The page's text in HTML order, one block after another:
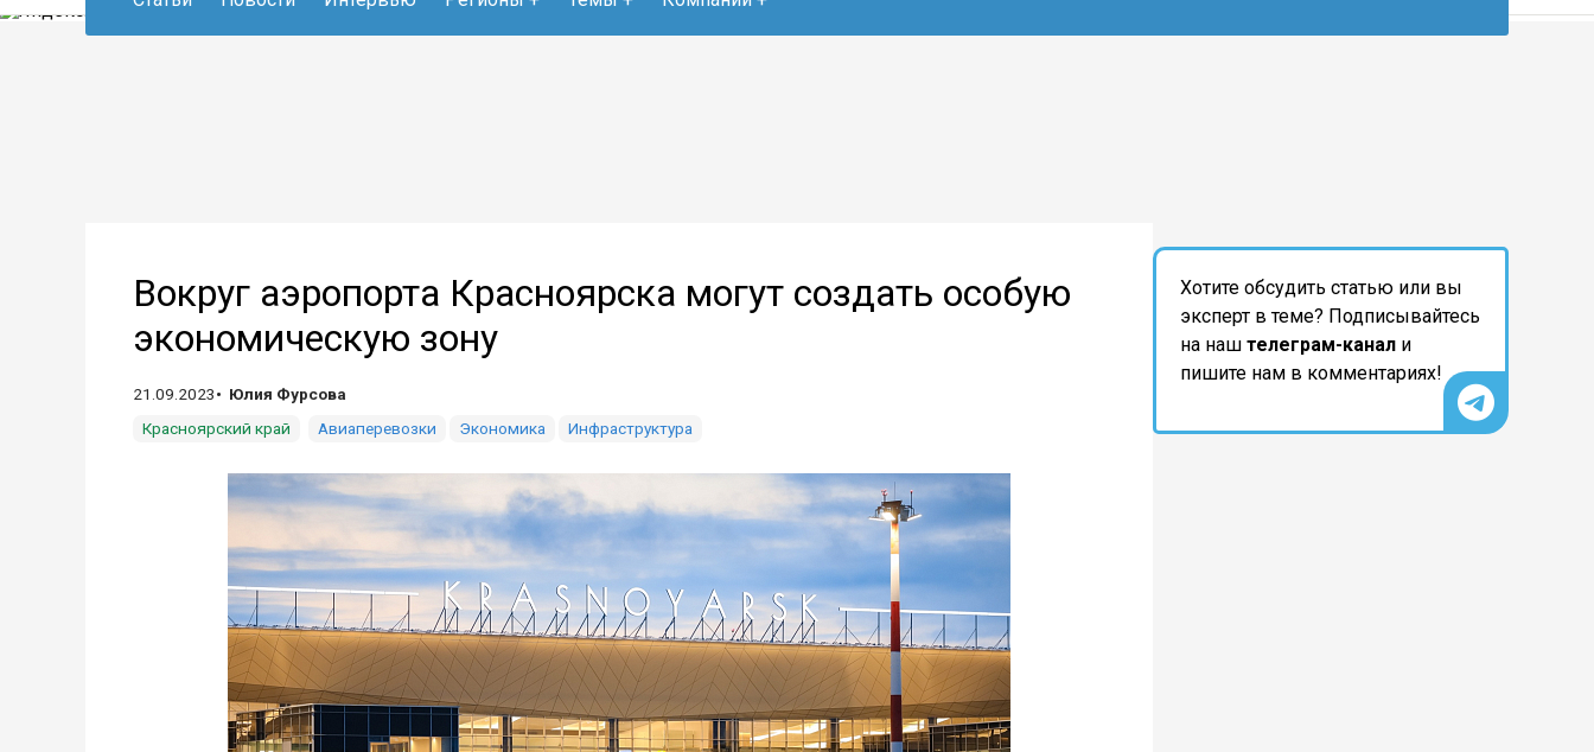
Вокруг аэропорта Красноярска могут создать особую
экономическую зону
21.09.2023
Юлия Фурсова
Красноярский край
Авиаперевозки Экономика Инфраструктура
Хотите обсудить статью или вы
эксперт в теме? Подписывайтесь
на наш телеграм-канал и
пишите нам в комментариях!